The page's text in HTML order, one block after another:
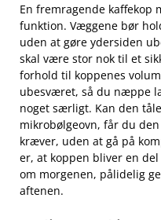
En fremragende kaffekop
funktion. Væggene bør
uden at gøre ydersiden
skal være stor nok til et
forhold til koppenes
ubesværet, så du næppe
noget særligt. Kan den
mikrobølgeovn, får du
kræver, uden at gå på
er, at koppen bliver en
om morgenen, pålidelig
aftenen.